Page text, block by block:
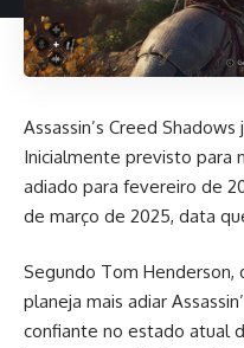
Assassin’s Creed
Inicialmente previsto para
adiado para fevereiro de
de março de 2025, data
Segundo Tom Henderson,
planeja mais adiar
confiante no estado atual